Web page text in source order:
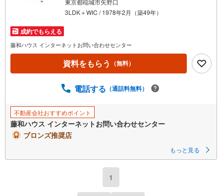
3LDK＋WIC / 1978年2月（築49年）
成約でもらえる
藤和ハウス インターネットお問い合わせセンター
資料をもらう （無料）
電話する （通話料無料）
不動産会社おすすめポイント
藤和ハウス インターネットお問い合わせセンター
ブロンズ推奨店
もっと見る
1